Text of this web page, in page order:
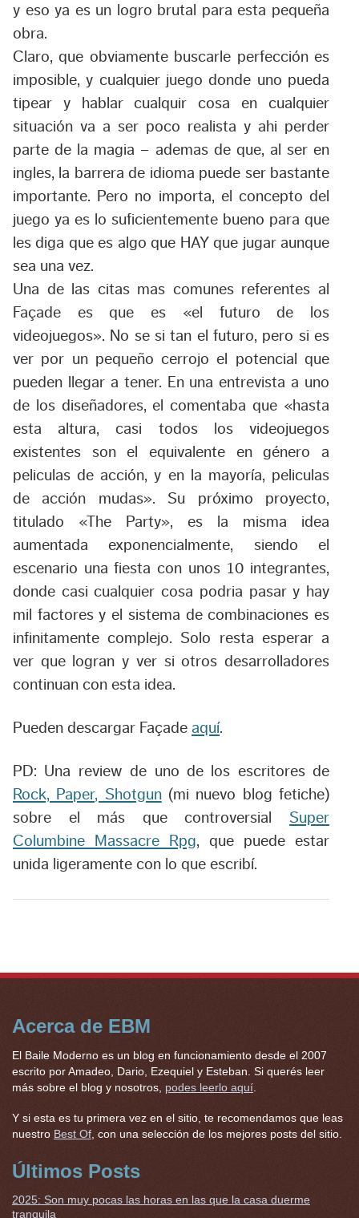
y eso ya es un logro brutal para esta pequeña
obra.
Claro, que obviamente buscarle perfección es
imposible, y cualquier juego donde uno pueda
tipear y hablar cualquir cosa en cualquier
situación va a ser poco realista y ahi perder
parte de la magia – ademas de que, al ser en
ingles, la barrera de idioma puede ser bastante
importante. Pero no importa, el concepto del
juego ya es lo suficientemente bueno para que
les diga que es algo que HAY que jugar aunque
sea una vez.
Una de las citas mas comunes referentes al
Façade es que es «el futuro de los
videojuegos». No se si tan el futuro, pero si es
ver por un pequeño cerrojo el potencial que
pueden llegar a tener. En una entrevista a uno
de los diseñadores, el comentaba que «hasta
esta altura, casi todos los videojuegos
existentes son el equivalente en género a
peliculas de acción, y en la mayoría, peliculas
de acción mudas». Su próximo proyecto,
titulado «The Party», es la misma idea
aumentada exponencialmente, siendo el
escenario una fiesta con unos 10 integrantes,
donde casi cualquier cosa podria pasar y hay
mil factores y el sistema de combinaciones es
infinitamente complejo. Solo resta esperar a
ver que logran y ver si otros desarrolladores
continuan con esta idea.
Pueden descargar Façade aquí.
PD: Una review de uno de los escritores de
Rock, Paper, Shotgun(mi nuevo blog fetiche)
sobre el más que controversial Super
Columbine Massacre Rpg, que puede estar
unida ligeramente con lo que escribí.
Acerca de EBM
El Baile Moderno es un blog en funcionamiento desde el 2007
escrito por Amadeo, Dario, Ezequiel y Esteban. Si querés leer
más sobre el blog y nosotros, podes leerlo aquí
Y si esta es tu primera vez en el sitio, te recomendamos que leas
nuestro Best Of , con una selección de los mejores posts del sitio.
Últimos Posts
2025: Son muy pocas las horas en las que la casa duerme
tranquila